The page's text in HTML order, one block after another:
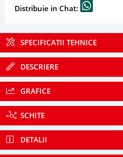
Distribuie in Chat:
SPECIFICATII TEHNICE
DESCRIERE
GRAFICE
SCHITE
DETALII